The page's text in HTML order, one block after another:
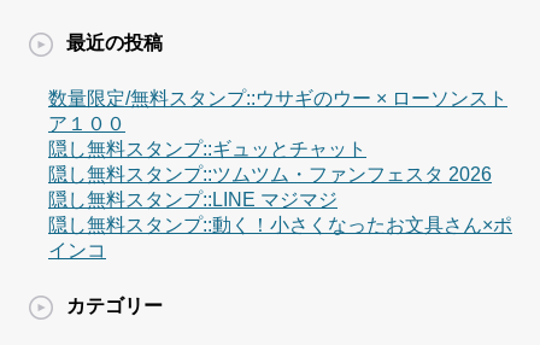
最近の投稿
数量限定/無料スタンプ::ウサギのウー × ローソンスト
ア１００
隠し無料スタンプ::ギュッとチャット
隠し無料スタンプ::ツムツム・ファンフェスタ 2026
隠し無料スタンプ::LINE マジマジ
隠し無料スタンプ::動く！小さくなったお文具さん×ポ
インコ
カテゴリー